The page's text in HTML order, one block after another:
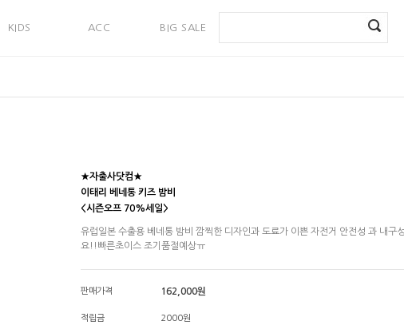
KIDS ACC BIG SALE
★자출사닷컴★
이태리 베네통 키즈 밤비
<시즌오프 70%세일>
유럽일본 수출용 베네통 밤비 깜찍한 디자인과 도료가 이쁜 자전거 안전성 과 내구
요!!빠른초이스 조기품절예상ㅠ
판매가격 162,000원
적립금 2000원